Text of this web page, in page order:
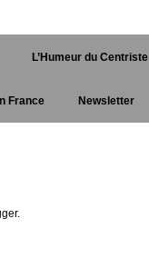
L’Humeur du Centriste
France Newsletter
.